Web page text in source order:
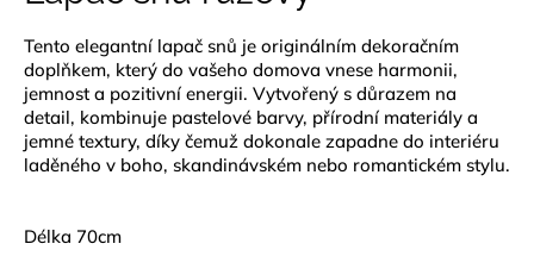
z
5
hvězdiček.
Tento elegantní lapač snů je originálním dekoračním
doplňkem, který do vašeho domova vnese harmonii,
jemnost a pozitivní energii. Vytvořený s důrazem na
detail, kombinuje pastelové barvy, přírodní materiály a
jemné textury, díky čemuž dokonale zapadne do interiéru
laděného v boho, skandinávském nebo romantickém stylu.
Délka 70cm
a
j
í
t
?